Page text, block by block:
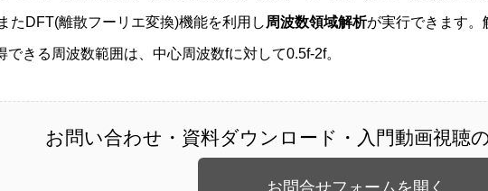
たDFT(離散フーリエ変換)機能を利用し 周波数領域解析が実行できます。
きる周波数範囲は、中心周波数fに対して0.5f-2f。
お問い合わせ・資料ダウンロード・入門動画視聴